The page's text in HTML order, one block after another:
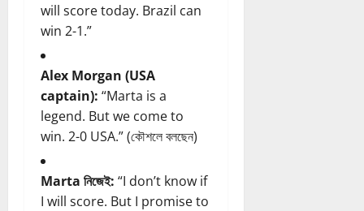
will score today. Brazil can
win 2-1.”
Alex Morgan (USA
captain): “Marta is a
legend. But we come to
win. 2-0 USA.” (কৌশলে বলছেন)
Marta নিজেই: “I don’t know if
I will score. But I promise to